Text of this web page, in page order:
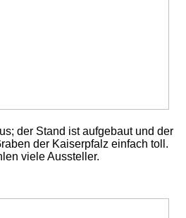
der Stand ist aufgebaut und der
der Kaiserpfalz einfach toll.
viele Aussteller.